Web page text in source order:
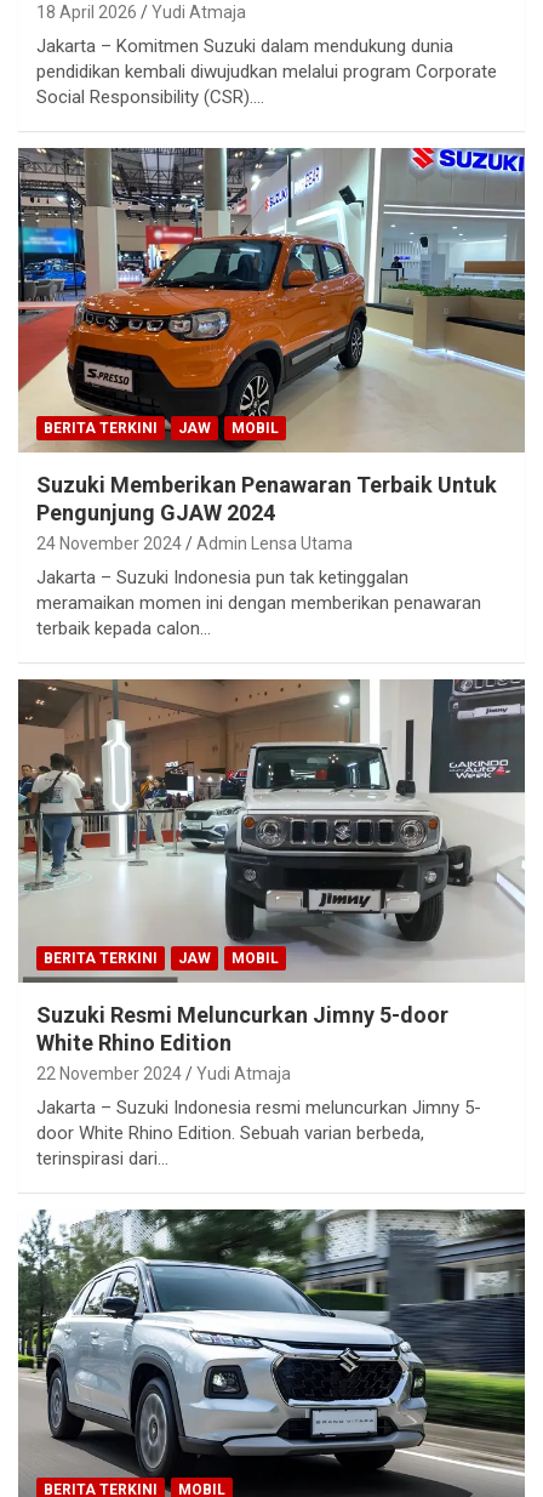
18 April 2026 Yudi Atmaja
Jakarta – Komitmen Suzuki dalam mendukung dunia
pendidikan kembali diwujudkan melalui program Corporate
Social Responsibility (CSR).…
BERITA TERKINI JAW MOBIL
Suzuki Memberikan Penawaran Terbaik Untuk
Pengunjung GJAW 2024
24 November 2024 Admin Lensa Utama
Jakarta – Suzuki Indonesia pun tak ketinggalan
meramaikan momen ini dengan memberikan penawaran
terbaik kepada calon…
BERITA TERKINI JAW MOBIL
Suzuki Resmi Meluncurkan Jimny 5-door
White Rhino Edition
22 November 2024 Yudi Atmaja
Jakarta – Suzuki Indonesia resmi meluncurkan Jimny 5-
door White Rhino Edition. Sebuah varian berbeda,
terinspirasi dari…
BERITA TERKINI MOBIL